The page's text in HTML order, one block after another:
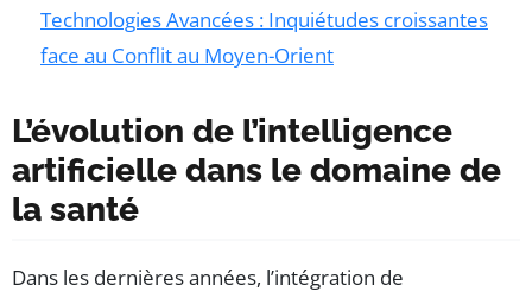
Technologies Avancées : Inquiétudes croissantes
face au Conflit au Moyen-Orient
L’évolution de l’intelligence
artificielle dans le domaine de
la santé
Dans les dernières années, l’intégration de